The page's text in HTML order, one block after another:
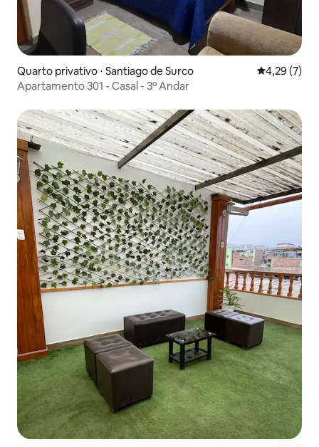
Quarto privativo ⋅ Santiago de Surco 4,29 de
4,29 (7)
Apartamento 301 - Casal - 3º Andar